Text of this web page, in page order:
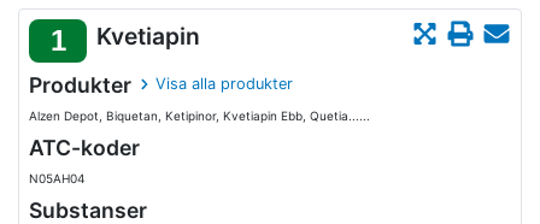
1 Kvetiapin
Produkter Visa alla produkter
Alzen Depot, Biquetan, Ketipinor, Kvetiapin Ebb, Quetia......
ATC-koder
N05AH04
Substanser